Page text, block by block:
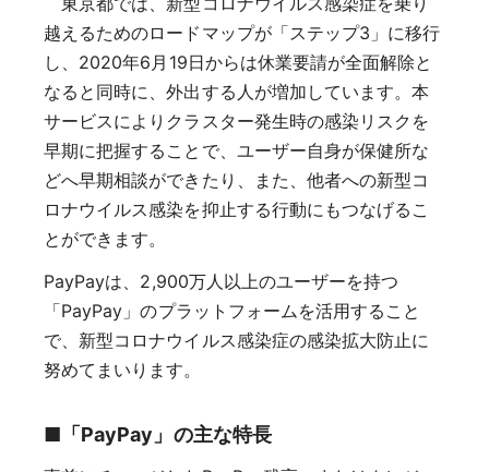
越えるためのロードマップが「ステップ3」に移行
し、2020年6月19日からは休業要請が全面解除と
なると同時に、外出する人が増加しています。本
サービスによりクラスター発生時の感染リスクを
早期に把握することで、ユーザー自身が保健所な
どへ早期相談ができたり、また、他者への新型コ
ロナウイルス感染を抑止する行動にもつなげるこ
とができます。
PayPayは、2,900万人以上のユーザーを持つ
「PayPay」のプラットフォームを活用すること
で、新型コロナウイルス感染症の感染拡大防止に
努めてまいります。
■「PayPay」の主な特長